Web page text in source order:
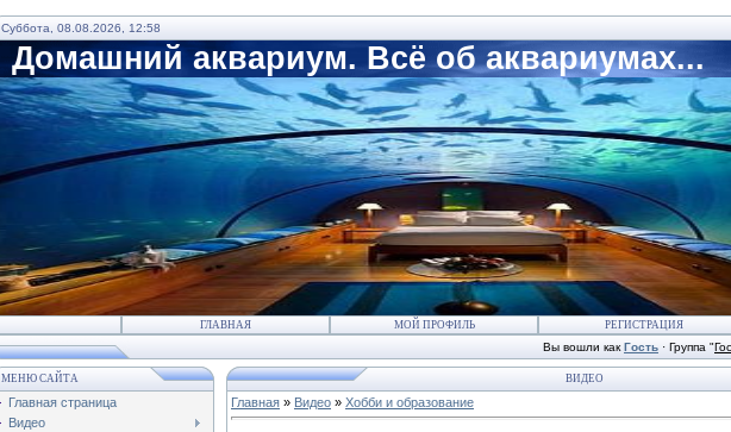
Суббота, 08.08.2026, 12:58
Домашний аквариум. Всё об аквариумах...
ГЛАВНАЯ МОЙ ПРОФИЛЬ РЕГИСТРАЦИЯ
Вы вошли как Гость · Группа "
МЕНЮ САЙТА
Главная страница
Видео
ВИДЕО
Главная » Видео » Хобби и образование